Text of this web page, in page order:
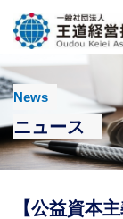
News
ニュース
【公益資本